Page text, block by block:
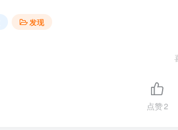
发现
点赞2